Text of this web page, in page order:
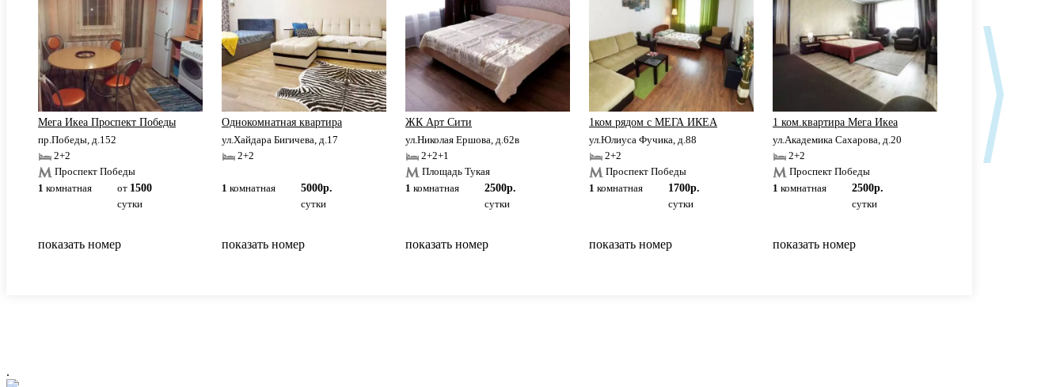
Мега Икеа Проспект Победы
пр.Победы, д.152
2+2
Проспект Победы
1 комнатная от 1500
сутки
показать номер
Однокомнатная квартира
ул.Хайдара Бигичева, д.17
2+2
1 комнатная
5000р.
сутки
показать номер
ЖК Арт Сити
ул.Николая Ершова, д.62в
2+2+1
Площадь Тукая
1 комнатная
2500р.
сутки
показать номер
1ком рядом с МЕГА ИКЕА
ул.Юлиуса Фучика, д.88
2+2
Проспект Победы
1 комнатная
1700р.
сутки
показать номер
1 ком.квартира Мега Икеа
ул.Академика Сахарова, д.20
2+2
Проспект Победы
1 комнатная
2500р.
сутки
показать номер
Элитная 1-к кв. в
ул.Ю.Фучика, д.88
2+2
.